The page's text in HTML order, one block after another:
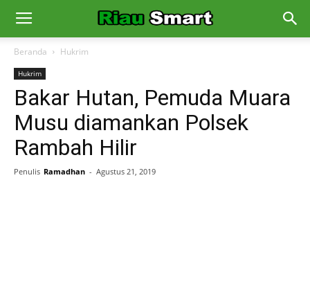
Beranda Hukrim
Hukrim
Bakar Hutan, Pemuda Muara
Musu diamankan Polsek
Rambah Hilir
Penulis Ramadhan - Agustus 21, 2019